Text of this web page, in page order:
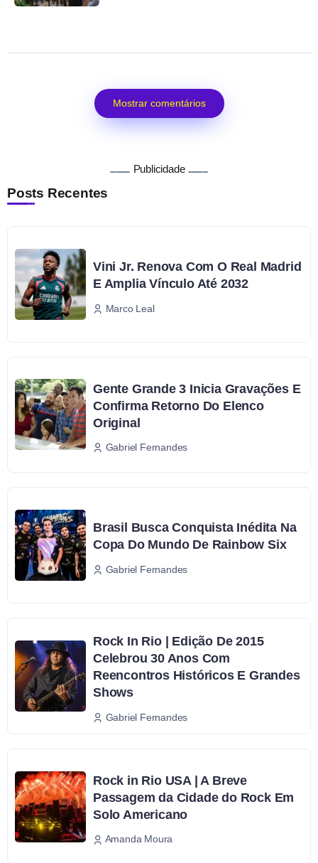
Mostrar comentários
Publicidade
Posts Recentes
Vini Jr. Renova Com O Real Madrid
E Amplia Vínculo Até 2032
Marco Leal
Gente Grande 3 Inicia Gravações E
Confirma Retorno Do Elenco
Original
Gabriel Fernandes
Brasil Busca Conquista Inédita Na
Copa Do Mundo De Rainbow Six
Gabriel Fernandes
Rock In Rio | Edição De 2015
Celebrou 30 Anos Com
Reencontros Históricos E Grandes
Shows
Gabriel Fernandes
Rock in Rio USA | A Breve
Passagem da Cidade do Rock Em
Solo Americano
Amanda Moura